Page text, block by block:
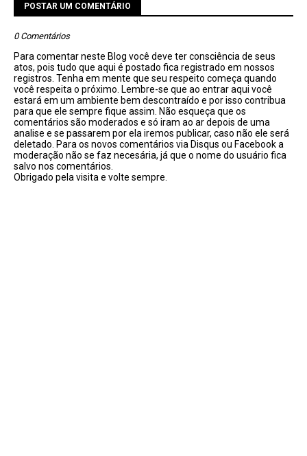
POSTAR UM COMENTÁRIO
0 Comentários
Para comentar neste Blog você deve ter consciência de seus
atos, pois tudo que aqui é postado fica registrado em nossos
registros. Tenha em mente que seu respeito começa quando
você respeita o próximo. Lembre-se que ao entrar aqui você
estará em um ambiente bem descontraído e por isso contribua
para que ele sempre fique assim. Não esqueça que os
comentários são moderados e só iram ao ar depois de uma
analise e se passarem por ela iremos publicar, caso não ele será
deletado. Para os novos comentários via Disqus ou Facebook a
moderação não se faz necesária, já que o nome do usuário fica
salvo nos comentários.
Obrigado pela visita e volte sempre.